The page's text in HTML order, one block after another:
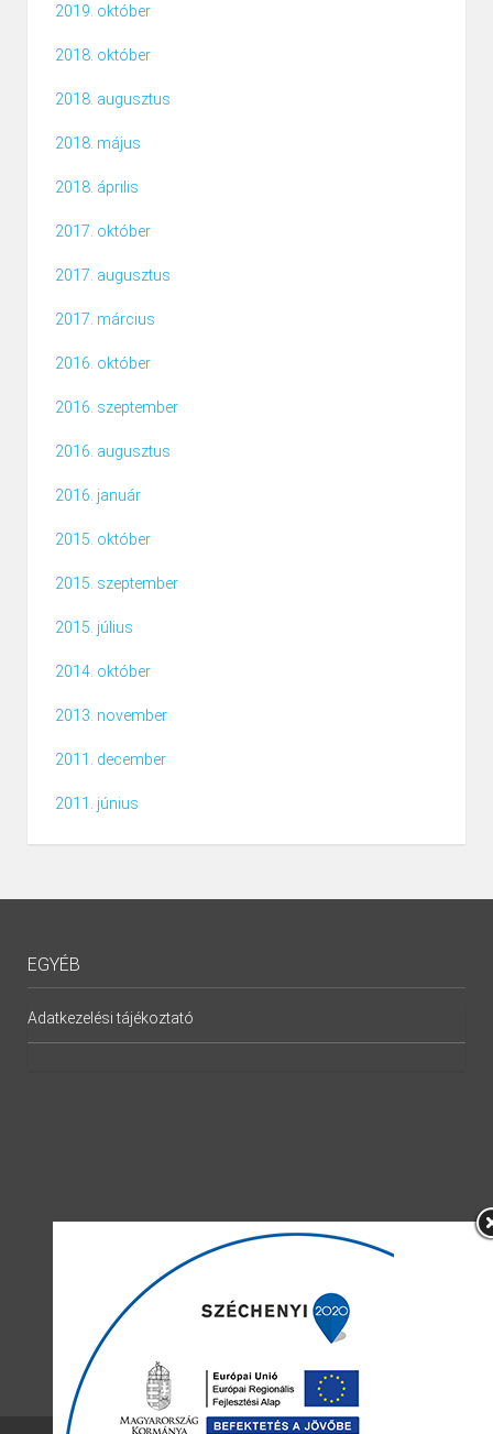
2019. október
2018. október
2018. augusztus
2018. május
2018. április
2017. október
2017. augusztus
2017. március
2016. október
2016. szeptember
2016. augusztus
2016. január
2015. október
2015. szeptember
2015. július
2014. október
2013. november
2011. december
2011. június
EGYÉB
Adatkezelési tájékoztató